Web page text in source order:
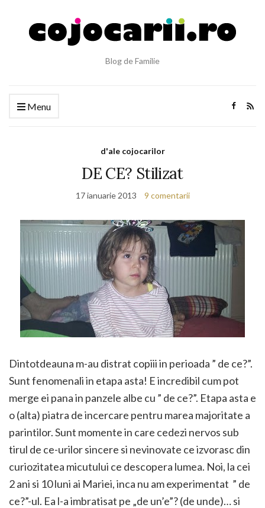
Blog de Familie
Menu
d'ale cojocarilor
DE CE? Stilizat
17 ianuarie 2013 9 comentarii
Dintotdeauna m-au distrat copiii in perioada ” de ce?”.
Sunt fenomenali in etapa asta! E incredibil cum pot
merge ei pana in panzele albe cu ” de ce?”. Etapa asta e
o (alta) piatra de incercare pentru marea majoritate a
parintilor. Sunt momente in care cedezi nervos sub
tirul de ce-urilor sincere si nevinovate ce izvorasc din
curiozitatea micutului ce descopera lumea. Noi, la cei
2 ani si 10 luni ai Mariei, inca nu am experimentat ” de
ce?”-ul. Ea l-a imbratisat pe „de un’e”? (de unde)… si